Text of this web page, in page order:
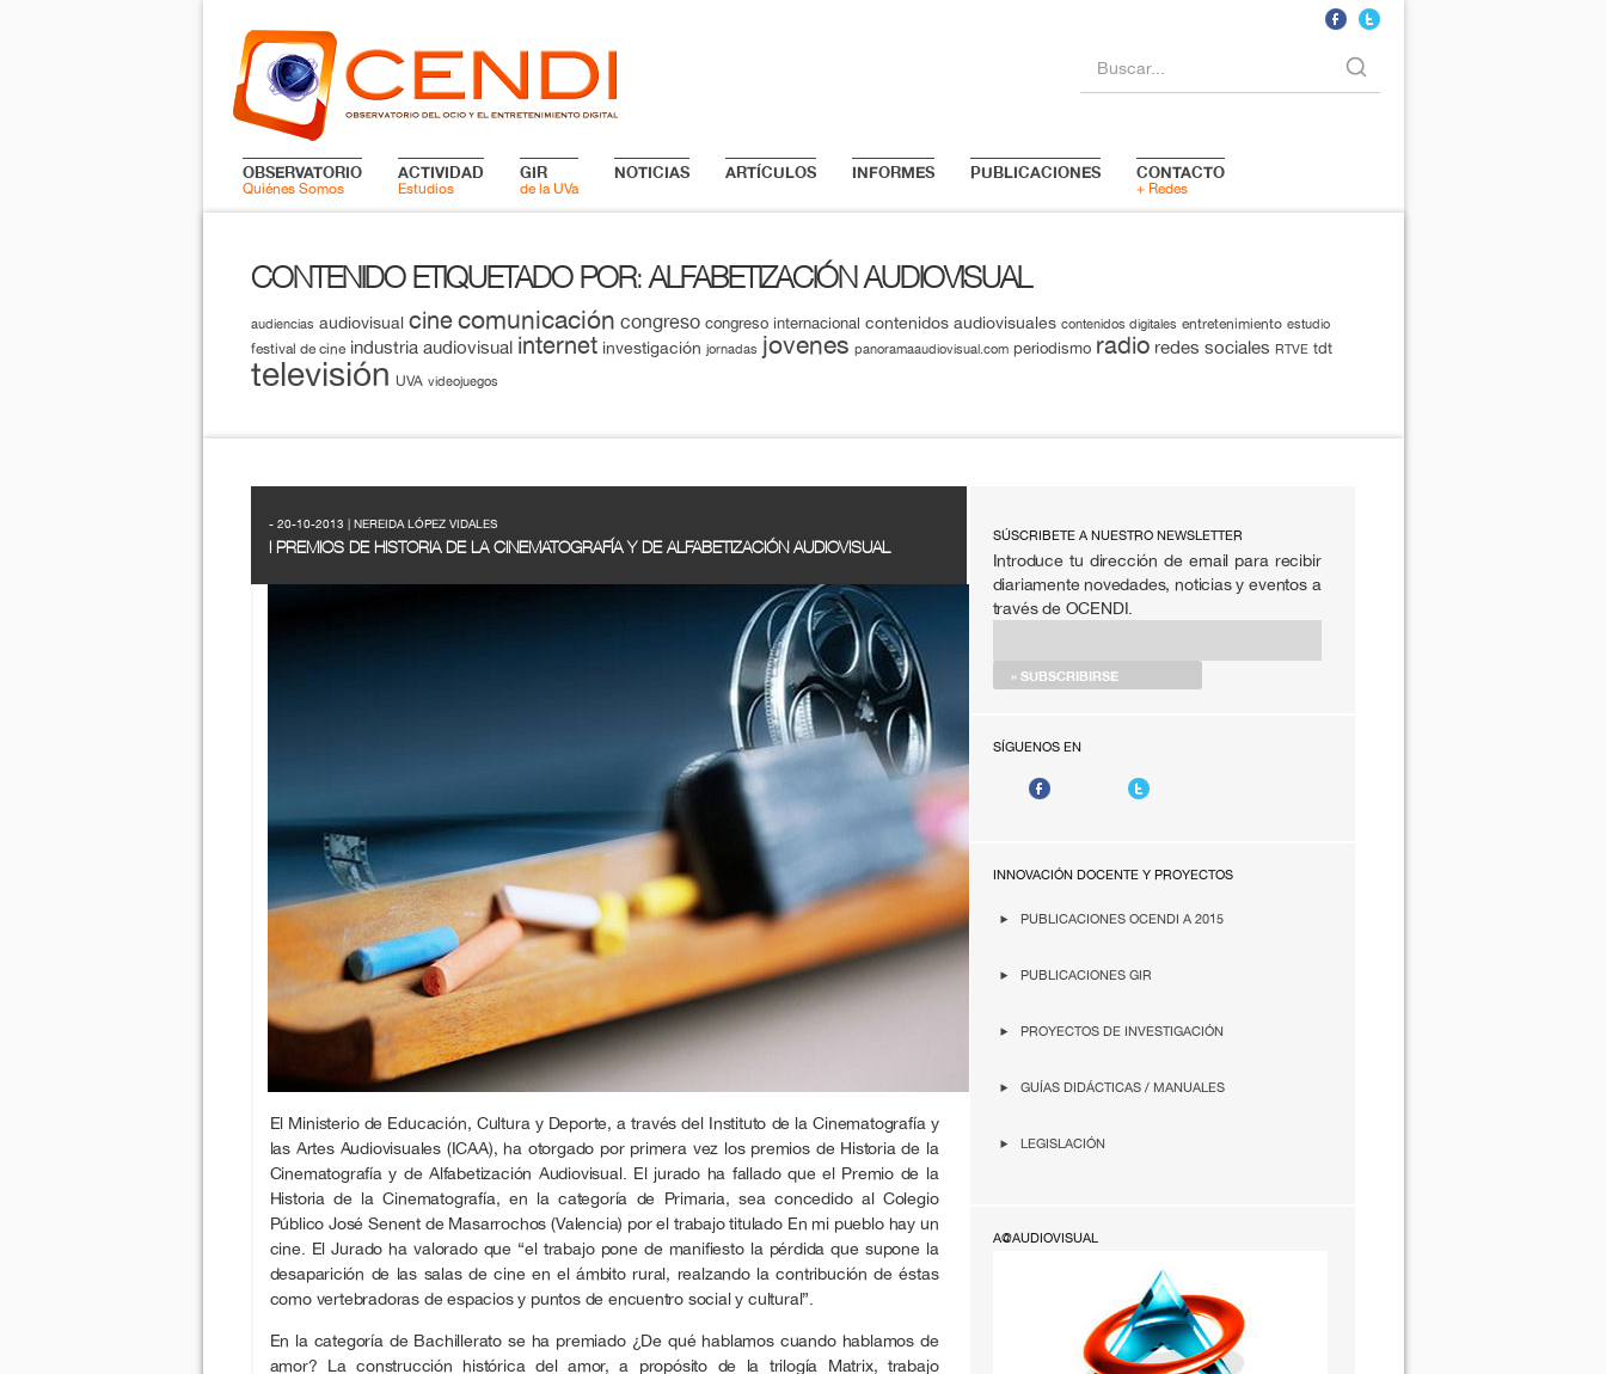
Buscar...
OBSERVATORIO
Quiénes Somos
ACTIVIDAD
Estudios
GIR
de la UVa
NOTICIAS ARTÍCULOS INFORMES PUBLICACIONES CONTACTO
+ Redes
CONTENIDO ETIQUETADO POR: ALFABETIZACIÓN AUDIOVISUAL
audiencias audiovisual cinecomunicación congreso congreso internacional contenidos audiovisuales contenidos digitales entretenimiento estudio
festival de cine industria audiovisual internet investigación jornadas jovenes panoramaaudiovisual.com periodismo radio redes sociales RTVE tdt
televisión UVA videojuegos
SÚSCRIBETE A NUESTRO NEWSLETTER
Introduce tu dirección de email para recibir
diariamente novedades, noticias y eventos a
través de OCENDI.
SÍGUENOS EN
INNOVACIÓN DOCENTE Y PROYECTOS
PUBLICACIONES OCENDI A 2015
PUBLICACIONES GIR
PROYECTOS DE INVESTIGACIÓN
GUÍAS DIDÁCTICAS / MANUALES
LEGISLACIÓN
A@AUDIOVISUAL
- 20-10-2013 | NEREIDA LÓPEZ VIDALES
I PREMIOS DE HISTORIA DE LA CINEMATOGRAFÍA Y DE ALFABETIZACIÓN AUDIOVISUAL
El Ministerio de Educación, Cultura y Deporte, a través del Instituto de la Cinematografía y
las Artes Audiovisuales (ICAA), ha otorgado por primera vez los premios de Historia de la
Cinematografía y de Alfabetización Audiovisual. El jurado ha fallado que el Premio de la
Historia de la Cinematografía, en la categoría de Primaria, sea concedido al Colegio
Público José Senent de Masarrochos (Valencia) por el trabajo titulado En mi pueblo hay un
cine. El Jurado ha valorado que “el trabajo pone de manifiesto la pérdida que supone la
desaparición de las salas de cine en el ámbito rural, realzando la contribución de éstas
como vertebradoras de espacios y puntos de encuentro social y cultural”.
En la categoría de Bachillerato se ha premiado ¿De qué hablamos cuando hablamos de
amor? La construcción histórica del amor, a propósito de la trilogía Matrix, trabajo